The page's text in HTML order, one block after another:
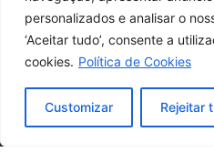
personalizados e analisar o
‘Aceitar tudo’, consente a
cookies. Política de Cookies
Customizar Rejeitar
Termos e Condições
Política de Envio e Devoluções
Copyright © 2026 |